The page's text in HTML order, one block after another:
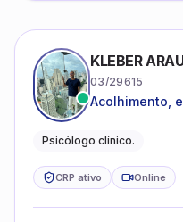
KLEBER
03/29615
Acolhimento,
Psicólogo clínico.
CRP ativo Online